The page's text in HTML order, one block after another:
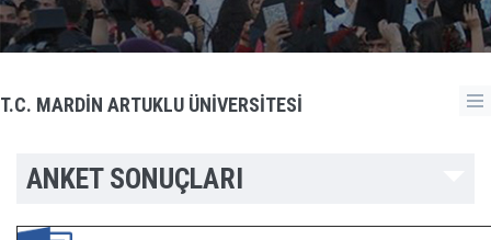
T.C. MARDİN ARTUKLU ÜNİVERSİTESİ
ANKET SONUÇLARI